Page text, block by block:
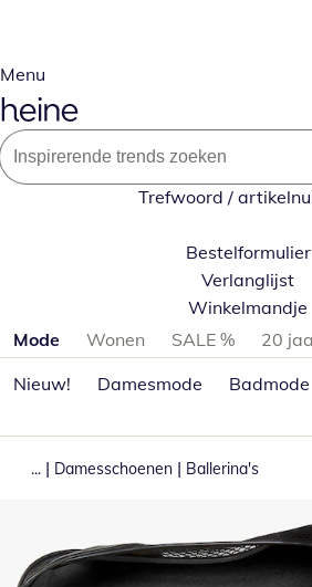
Menu
Trefwoord /
Bestelformulier
Verlanglijst
Winkelmandje
Productcategorieën overslaan
Mode Wonen SALE %
20
Nieuw!
Damesmode Badmode
... | Damesschoenen | Ballerina's